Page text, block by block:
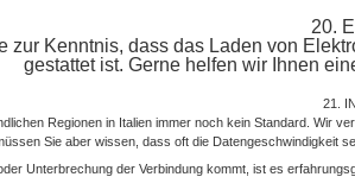
20.
zur Kenntnis, dass das Laden von
gestattet ist. Gerne helfen wir Ihnen
21.
Regionen in Italien immer noch kein Standard. Wir
Sie aber wissen, dass oft die Datengeschwindigkeit
Unterbrechung der Verbindung kommt, ist es